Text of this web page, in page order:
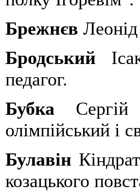
Брежнєв
Бродський
педагог.
Бубка Сергій
олімпійський і
Булавін
козацького